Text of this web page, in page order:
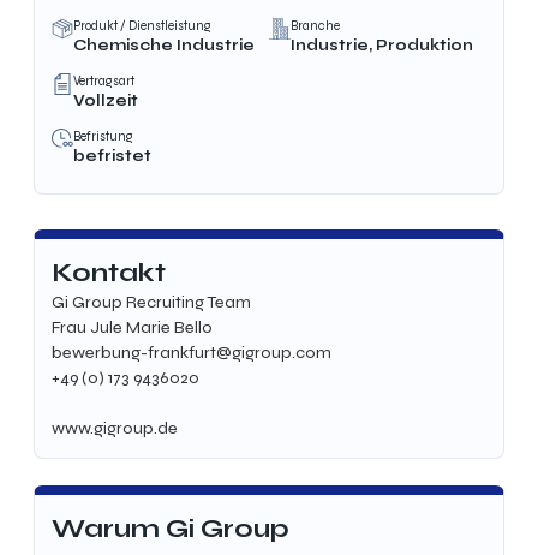
Produkt / Dienstleistung
Chemische Industrie
Branche
Industrie, Produktion
Vertragsart
Vollzeit
Befristung
befristet
Kontakt
Gi Group Recruiting Team
Frau Jule Marie Bello
bewerbung-frankfurt@gigroup.com
+49 (0) 173 9436020
www.gigroup.de
Warum Gi Group